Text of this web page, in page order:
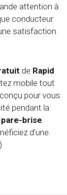
attention à
conducteur
satisfaction
de Rapid
mobile tout
pour vous
pendant la
pare-brise.
d'une